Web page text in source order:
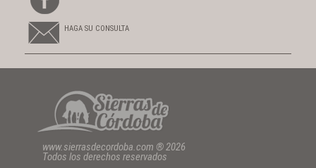
HAGA SU CONSULTA
www.sierrasdecordoba.com ® 2026
Todos los derechos reservados